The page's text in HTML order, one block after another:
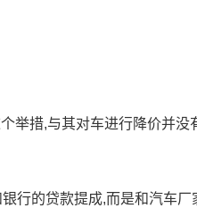
举措,与其对车进行降价并没
行的贷款提成,而是和汽车厂